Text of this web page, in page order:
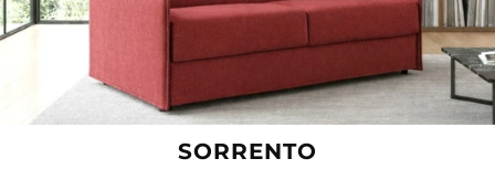
SORRENTO